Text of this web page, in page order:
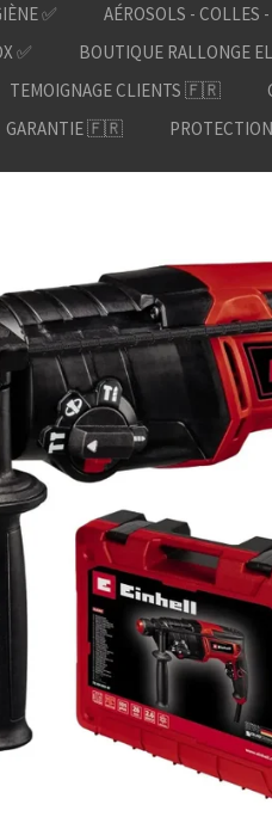
✅
AÉROSOLS - COLLES
✅
BOUTIQUE RALLONGE
TEMOIGNAGE CLIENTS 🇫🇷
GARANTIE 🇫🇷